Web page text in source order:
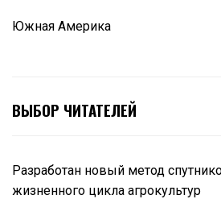
Южная Америка
ВЫБОР ЧИТАТЕЛЕЙ
Разработан новый метод
жизненного цикла агрокультур